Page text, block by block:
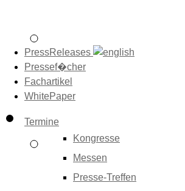
PressReleases
Pressef�cher
Fachartikel
WhitePaper
Termine
Kongresse
Messen
Presse-Treffen